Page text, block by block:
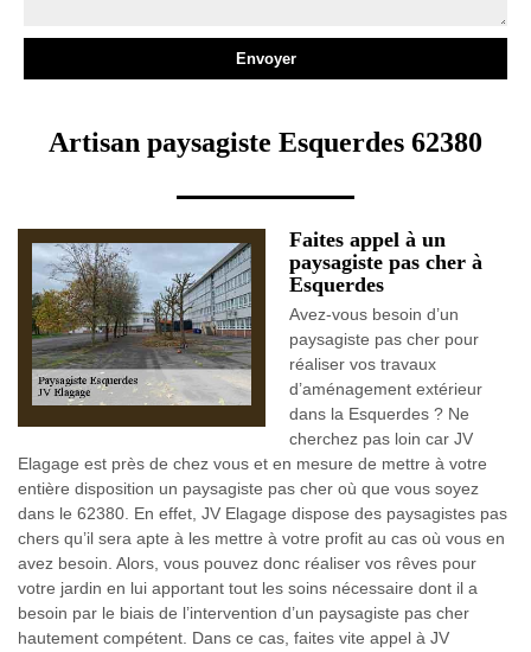
Artisan paysagiste Esquerdes 62380
Faites appel à un
paysagiste pas cher à
Esquerdes
Avez-vous besoin d’un
paysagiste pas cher pour
réaliser vos travaux
d’aménagement extérieur
dans la Esquerdes ? Ne
cherchez pas loin car JV
Elagage est près de chez vous et en mesure de mettre à votre
entière disposition un paysagiste pas cher où que vous soyez
dans le 62380. En effet, JV Elagage dispose des paysagistes pas
chers qu’il sera apte à les mettre à votre profit au cas où vous en
avez besoin. Alors, vous pouvez donc réaliser vos rêves pour
votre jardin en lui apportant tout les soins nécessaire dont il a
besoin par le biais de l’intervention d’un paysagiste pas cher
hautement compétent. Dans ce cas, faites vite appel à JV